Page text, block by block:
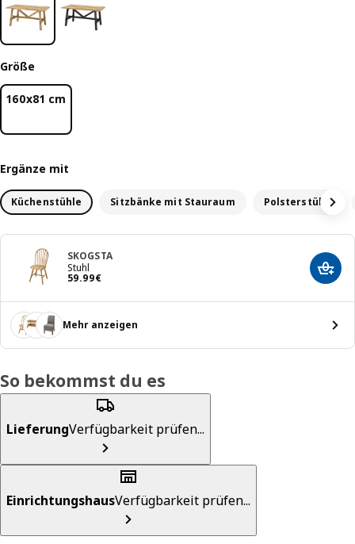
Größe
160x81 cm
Ergänze mit
Küchenstühle Sitzbänke mit Stauraum Polsterstühle
SKOGSTA
Stuhl
59.99€
Preis 59.99€ In
Mehr anzeigen
So bekommst du es
LieferungVerfügbarkeit prüfen...
EinrichtungshausVerfügbarkeit prüfen...